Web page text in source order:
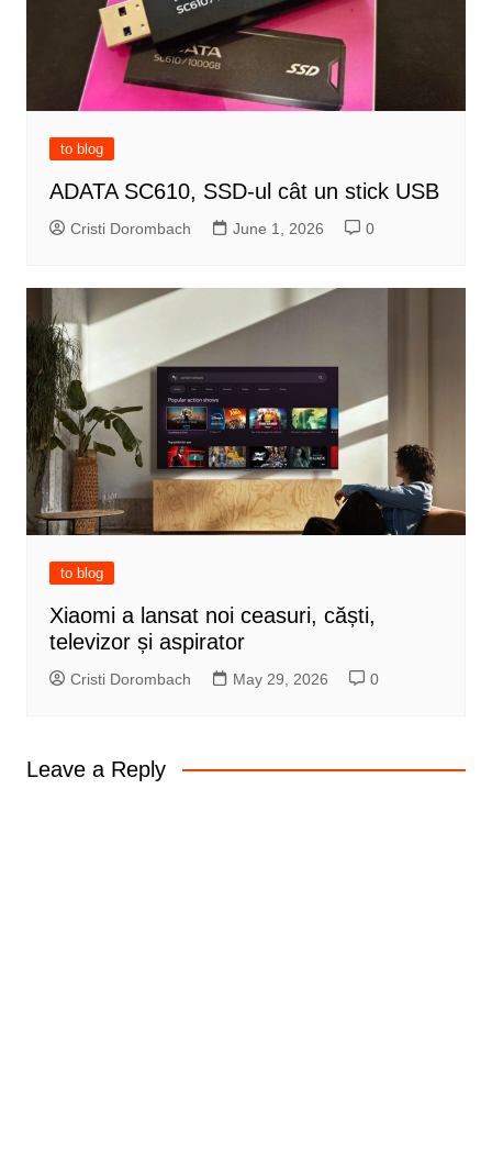
to blog
ADATA SC610, SSD-ul cât un stick USB
Cristi Dorombach June 1, 2026 0
to blog
Xiaomi a lansat noi ceasuri, căști,
televizor și aspirator
Cristi Dorombach May 29, 2026 0
Leave a Reply